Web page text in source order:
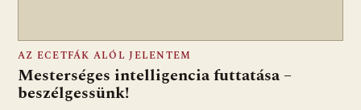
AZ ECETFÁK ALÓL JELENTEM
Mesterséges intelligencia futtatása –
beszélgessünk!